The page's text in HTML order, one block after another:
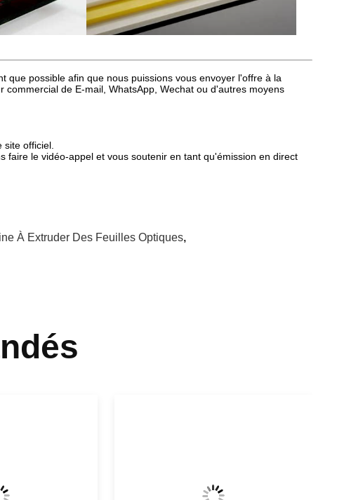
que possible afin que nous puissions vous envoyer l'offre à la
de E-mail, WhatsApp, Wechat ou d'autres moyens
officiel.
faire le vidéo-appel et vous soutenir en tant qu'émission en direct
À Extruder Des Feuilles Optiques,